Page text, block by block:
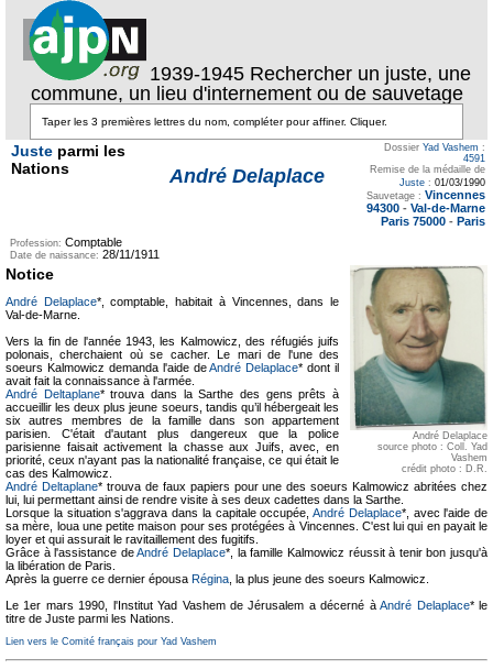
1939-1945 Rechercher un juste, une
commune, un lieu d'internement ou de sauvetage
Juste parmi les
Nations
André Delaplace
Dossier Yad Vashem :
4591
Remise de la médaille de
Juste : 01/03/1990
Sauvetage : Vincennes
94300 - Val-de-Marne
Paris 75000 - Paris
Profession: Comptable
Date de naissance: 28/11/1911
André Delaplace
source photo : Coll. Yad
Vashem
crédit photo : D.R.
Notice
André Delaplace*, comptable, habitait à Vincennes, dans le
Val-de-Marne.
Vers la fin de l'année 1943, les Kalmowicz, des réfugiés juifs
polonais, cherchaient où se cacher. Le mari de l'une des
soeurs Kalmowicz demanda l'aide deAndré Delaplace* dont il
avait fait la connaissance à l'armée.
André Deltaplane* trouva dans la Sarthe des gens prêts à
accueillir les deux plus jeune soeurs, tandis qu’il hébergeait les
six autres membres de la famille dans son appartement
parisien. C'était d'autant plus dangereux que la police
parisienne faisait activement la chasse aux Juifs, avec, en
priorité, ceux n'ayant pas la nationalité française, ce qui était le
cas des Kalmowicz.
André Deltaplane* trouva de faux papiers pour une des soeurs Kalmowicz abritées chez
lui, lui permettant ainsi de rendre visite à ses deux cadettes dans la Sarthe.
Lorsque la situation s'aggrava dans la capitale occupée, André Delaplace*, avec l'aide de
sa mère, loua une petite maison pour ses protégées à Vincennes. C'est lui qui en payait le
loyer et qui assurait le ravitaillement des fugitifs.
Grâce à l'assistance deAndré Delaplace*, la famille Kalmowicz réussit à tenir bon jusqu'à
la libération de Paris.
Après la guerre ce dernier épousa Régina , la plus jeune des soeurs Kalmowicz.
Le 1er mars 1990, l'Institut Yad Vashem de Jérusalem a décerné àAndré Delaplace* le
titre de Juste parmi les Nations.
Lien vers le Comité français pour Yad Vashem